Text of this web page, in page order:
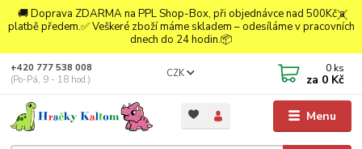
🚚 Doprava ZDARMA na PPL Shop-Box, při objednávce nad 500Kč a
platbě předem.✅ Veškeré zboží máme skladem – odesíláme v pracovních
dnech do 24 hodin.📦
Menu
CZK
+420 777 538 008
(Po-Pá, 9 - 18 hod.)
0 ks
za 0 Kč